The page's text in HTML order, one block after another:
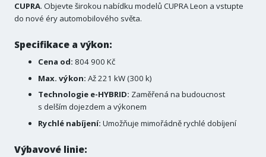
CUPRA. Objevte širokou nabídku modelů CUPRA Leon a vstupte
do nové éry automobilového světa.
Specifikace a výkon:
Cena od: 804 900 Kč
Max. výkon: Až 221 kW (300 k)
Technologie e-HYBRID: Zaměřená na budoucnost
s delším dojezdem a výkonem
Rychlé nabíjení: Umožňuje mimořádně rychlé dobíjení
Výbavové linie: